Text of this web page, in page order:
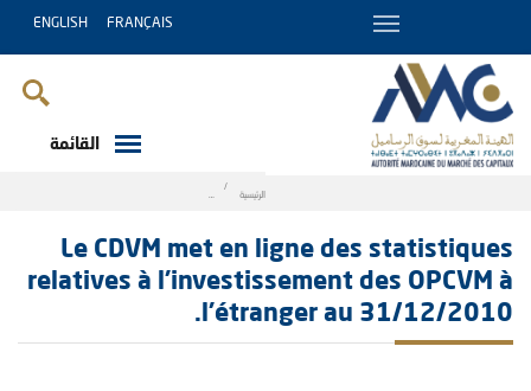
FRANÇAIS
ENGLISH
القائمة
الرئيسية des OPCVM à l'étranger au 31/12/2010.
Le CDVM met en ligne des statistiques
relatives à l'investissement des OPCVM à
l'étranger au 31/12/2010.